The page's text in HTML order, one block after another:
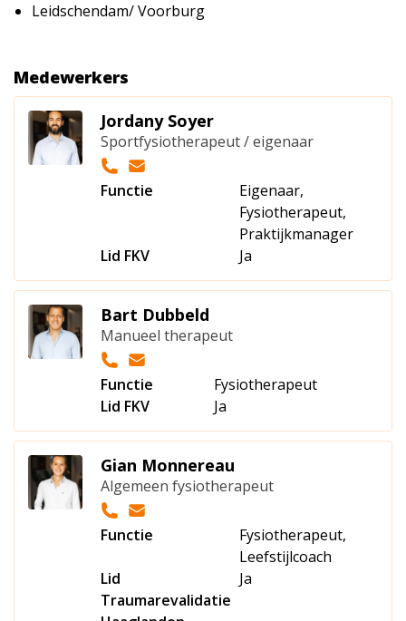
Leidschendam/ Voorburg
Medewerkers
Jordany Soyer
Sportfysiotherapeut / eigenaar
Functie
Eigenaar,
Fysiotherapeut,
Praktijkmanager
Lid FKV
Ja
Bart Dubbeld
Manueel therapeut
Functie
Fysiotherapeut
Lid FKV
Ja
Gian Monnereau
Algemeen fysiotherapeut
Functie
Fysiotherapeut,
Leefstijlcoach
Lid
Traumarevalidatie
Ja